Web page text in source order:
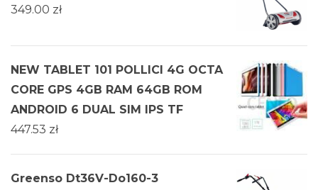
349.00 zł
NEW TABLET 101 POLLICI 4G OCTA
CORE GPS 4GB RAM 64GB ROM
ANDROID 6 DUAL SIM IPS TF
447.53 zł
Greenso Dt36V-Do160-3